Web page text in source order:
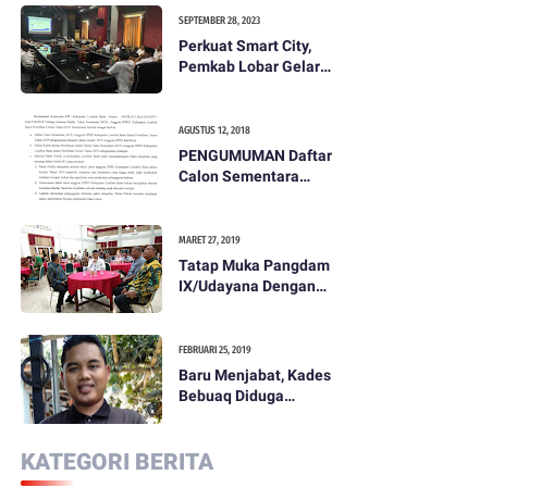
SEPTEMBER 28, 2023
Perkuat Smart City,
Pemkab Lobar Gelar
AGUSTUS 12, 2018
PENGUMUMAN Daftar
Calon Sementara
Daerah Kabupaten
Lombok Barat Dalam
Pemilihan Umum
Tahun 2019
MARET 27, 2019
Tatap Muka Pangdam
IX/Udayana Dengan
FEBRUARI 25, 2019
Baru Menjabat, Kades
Bebuaq Diduga
KATEGORI BERITA